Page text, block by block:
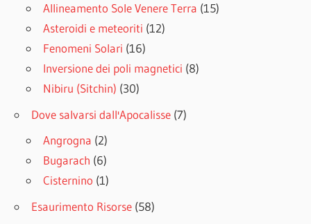
Allineamento Sole Venere Terra (15)
Asteroidi e meteoriti (12)
Fenomeni Solari (16)
Inversione dei poli magnetici (8)
Nibiru (Sitchin) (30)
Dove salvarsi dall'Apocalisse (7)
Angrogna (2)
Bugarach (6)
Cisternino (1)
Esaurimento Risorse (58)